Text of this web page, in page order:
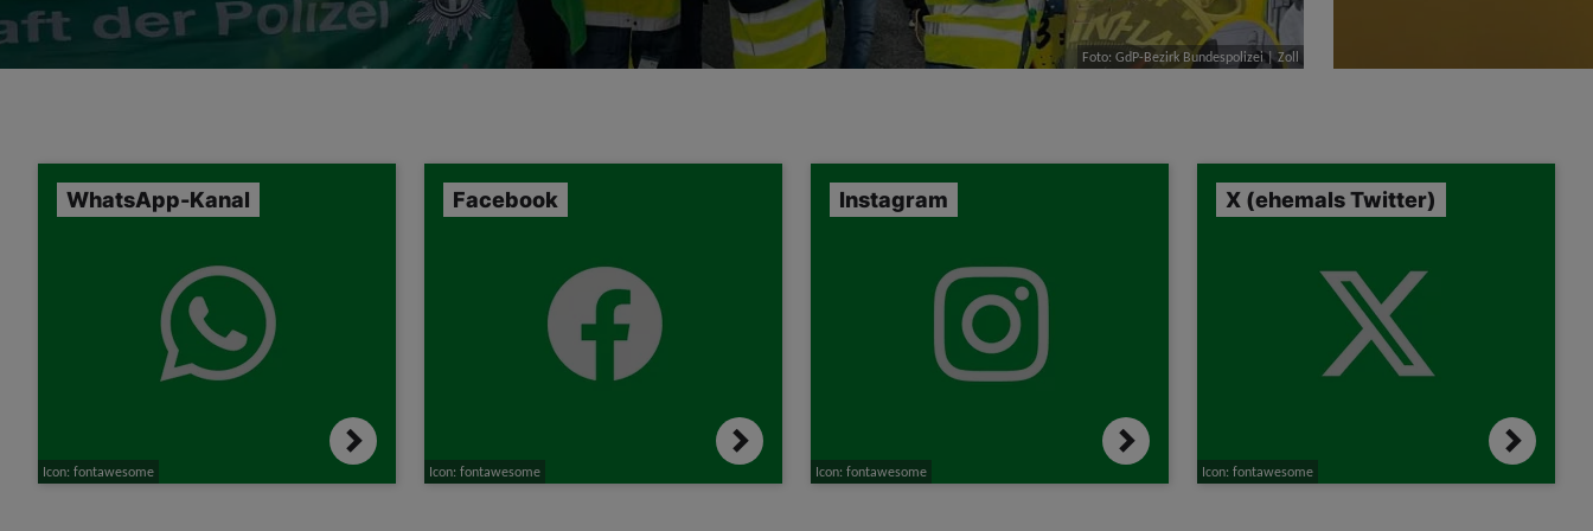
Foto: GdP-Bezirk Bundespolizei | Zoll
WhatsApp-Kanal
Icon: fontawesome
Facebook
Icon: fontawesome
Instagram
Icon: fontawesome
X (ehemals Twitter)
Icon: fontawesome